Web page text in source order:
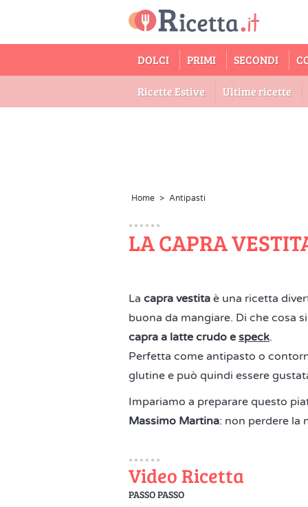
DOLCI PRIMI SECONDI
Ricette Estive Ultime ricette
Home > Antipasti
LA CAPRA
La capra vestita è una ricetta
buona da mangiare. Di che cosa
capra a latte crudo e speck.
Perfetta come antipasto o
glutine e può quindi essere
Impariamo a preparare questo
Massimo Martina: non perdere la
Video Ricetta
PASSO PASSO